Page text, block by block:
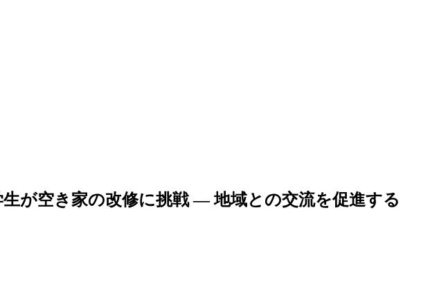
が空き家の改修に挑戦 — 地域との交流を促進する